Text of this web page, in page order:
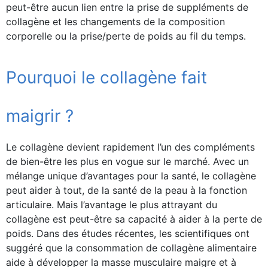
peut-être aucun lien entre la prise de suppléments de
collagène et les changements de la composition
corporelle ou la prise/perte de poids au fil du temps.
Pourquoi le collagène fait
maigrir ?
Le collagène devient rapidement l’un des compléments
de bien-être les plus en vogue sur le marché. Avec un
mélange unique d’avantages pour la santé, le collagène
peut aider à tout, de la santé de la peau à la fonction
articulaire. Mais l’avantage le plus attrayant du
collagène est peut-être sa capacité à aider à la perte de
poids. Dans des études récentes, les scientifiques ont
suggéré que la consommation de collagène alimentaire
aide à développer la masse musculaire maigre et à